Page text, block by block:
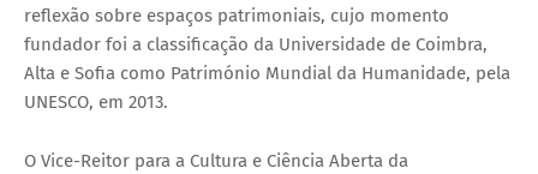
reflexão sobre espaços patrimoniais, cujo momento
fundador foi a classificação da Universidade de Coimbra,
Alta e Sofia como Património Mundial da Humanidade, pela
UNESCO, em 2013.
O Vice-Reitor para a Cultura e Ciência Aberta da